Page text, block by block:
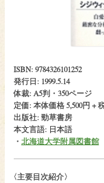
ISBN: 9784326101252
発行日: 1999.5.14
体裁: A5判・350ページ
定価: 本体価格 5,500円 +
出版社: 勁草書房
本文言語: 日本語
・ 北海道大学附属図書館
〈主要目次紹介〉